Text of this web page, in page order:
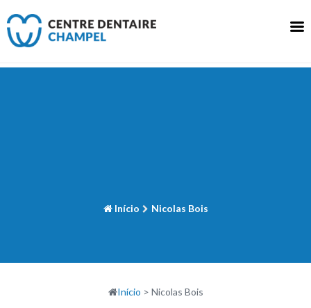
para
Início Nicolas Bois
Início > Nicolas Bois